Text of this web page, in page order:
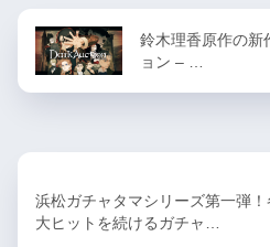
鈴木理香原作の新
ョン – …
浜松ガチャタマシリーズ第一弾
大ヒットを続けるガチャ…